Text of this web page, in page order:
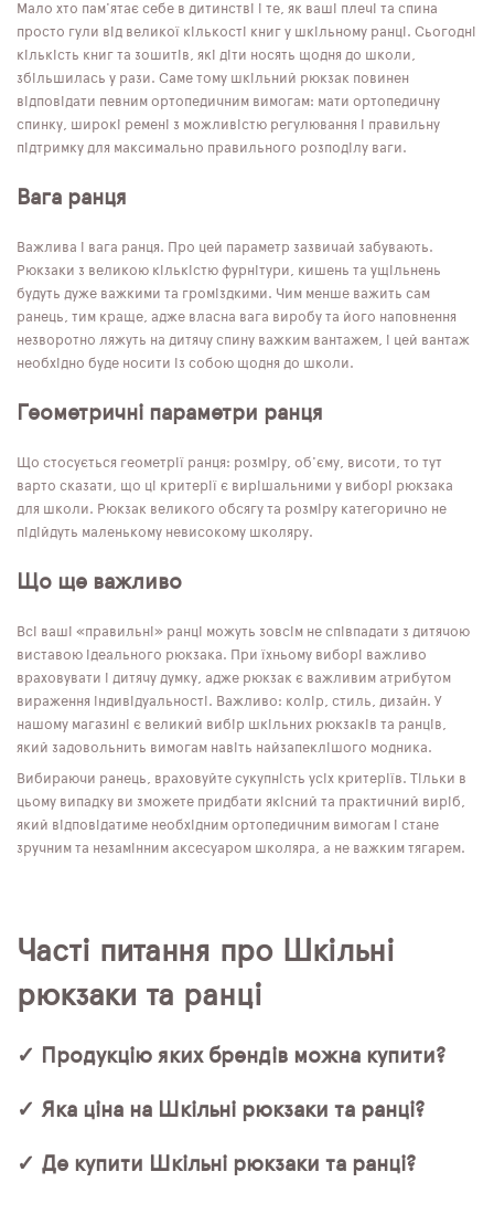
Мало хто пам'ятає себе в дитинстві і те, як ваші плечі та спина
просто гули від великої кількості книг у шкільному ранці. Сьогодні
кількість книг та зошитів, які діти носять щодня до школи,
збільшилась у рази. Саме тому шкільний рюкзак повинен
відповідати певним ортопедичним вимогам: мати ортопедичну
спинку, широкі ремені з можливістю регулювання і правильну
підтримку для максимально правильного розподілу ваги.
Вага ранця
Важлива і вага ранця. Про цей параметр зазвичай забувають.
Рюкзаки з великою кількістю фурнітури, кишень та ущільнень
будуть дуже важкими та громіздкими. Чим менше важить сам
ранець, тим краще, адже власна вага виробу та його наповнення
незворотно ляжуть на дитячу спину важким вантажем, і цей вантаж
необхідно буде носити із собою щодня до школи.
Геометричні параметри ранця
Що стосується геометрії ранця: розміру, об'єму, висоти, то тут
варто сказати, що ці критерії є вирішальними у виборі рюкзака
для школи. Рюкзак великого обсягу та розміру категорично не
підійдуть маленькому невисокому школяру.
Що ще важливо
Всі ваші «правильні» ранці можуть зовсім не співпадати з дитячою
виставою ідеального рюкзака. При їхньому виборі важливо
враховувати і дитячу думку, адже рюкзак є важливим атрибутом
вираження індивідуальності. Важливо: колір, стиль, дизайн. У
нашому магазині є великий вибір шкільних рюкзаків та ранців,
який задовольнить вимогам навіть найзапеклішого модника.
Вибираючи ранець, враховуйте сукупність усіх критеріїв. Тільки в
цьому випадку ви зможете придбати якісний та практичний виріб,
який відповідатиме необхідним ортопедичним вимогам і стане
зручним та незамінним аксесуаром школяра, а не важким тягарем.
Часті питання про Шкільні
рюкзаки та ранці
✓ Продукцію яких брендів можна купити?
✓ Яка ціна на Шкільні рюкзаки та ранці?
✓ Де купити Шкільні рюкзаки та ранці?